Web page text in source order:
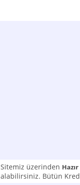
Sitemiz üzerinden
alabilirsiniz. Bütün